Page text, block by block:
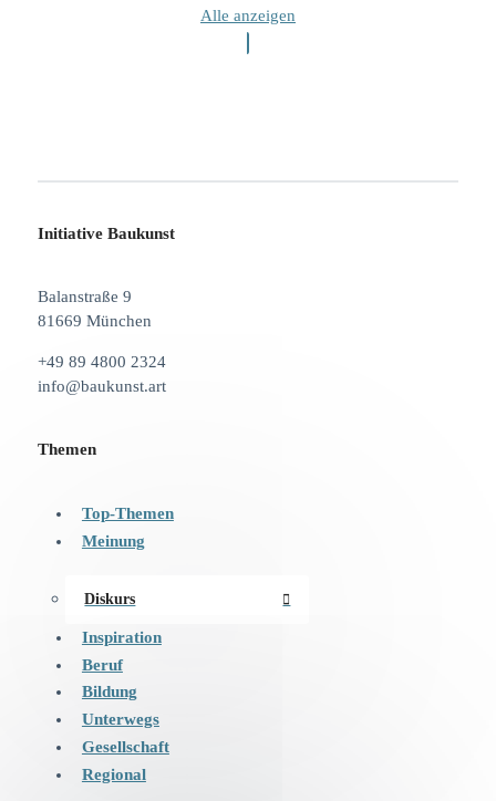
Alle anzeigen
Initiative Baukunst
Balanstraße 9
81669 München
+49 89 4800 2324
info@baukunst.art
Themen
Top-Themen
Meinung
Diskurs
Inspiration
Beruf
Bildung
Unterwegs
Gesellschaft
Regional